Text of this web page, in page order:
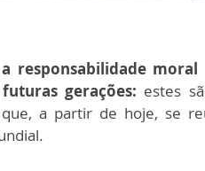
responsabilidade
gerações: estes
a partir de hoje, se